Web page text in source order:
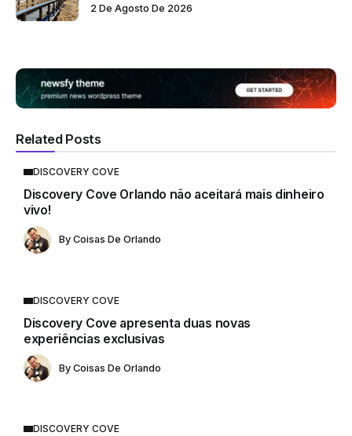
2 De Agosto De 2026
Related Posts
DISCOVERY COVE
Discovery Cove Orlando não aceitará mais dinheiro
vivo!
By Coisas De Orlando
DISCOVERY COVE
Discovery Cove apresenta duas novas
experiências exclusivas
By Coisas De Orlando
DISCOVERY COVE